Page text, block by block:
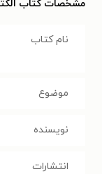
مشخصات کتاب
نام کتاب
موضوع
نویسنده
انتشارات